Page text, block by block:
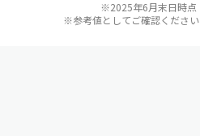
※2025年6月末日時点
※参考値としてご確認ください